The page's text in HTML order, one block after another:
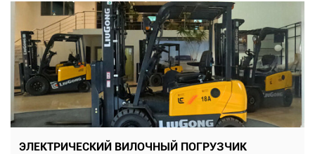
ЭЛЕКТРИЧЕСКИЙ ВИЛОЧНЫЙ ПОГРУЗЧИК